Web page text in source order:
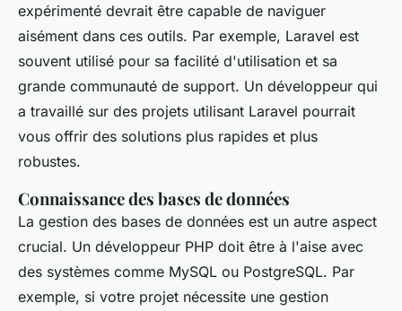
expérimenté devrait être capable de naviguer
aisément dans ces outils. Par exemple, Laravel est
souvent utilisé pour sa facilité d'utilisation et sa
grande communauté de support. Un développeur qui
a travaillé sur des projets utilisant Laravel pourrait
vous offrir des solutions plus rapides et plus
robustes.
Connaissance des bases de données
La gestion des bases de données est un autre aspect
crucial. Un développeur PHP doit être à l'aise avec
des systèmes comme MySQL ou PostgreSQL. Par
exemple, si votre projet nécessite une gestion